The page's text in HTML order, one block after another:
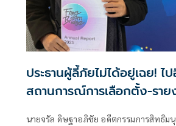
ประธานผู้ลี้ภัยไม่ได้อยู่เฉย! ไ
สถานการณ์การเลือกตั้ง-รา
นายจรัล ดิษฐาอภิชัย อดีตกรรมการสิทธิม